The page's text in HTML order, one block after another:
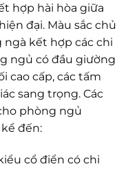
hợp hài hòa giữa
đại. Màu sắc chủ
ngà kết hợp các chi
ngủ có đầu giường
cao cấp, các tấm
sang trọng. Các
phòng ngủ
đến:
cổ điển có chi